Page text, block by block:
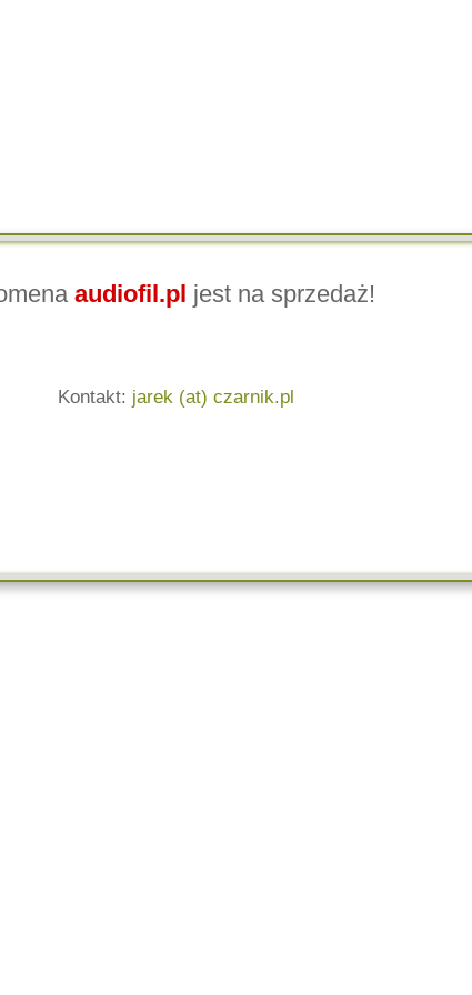
audiofil.pl jest na sprzedaż!
Kontakt: jarek (at) czarnik.pl